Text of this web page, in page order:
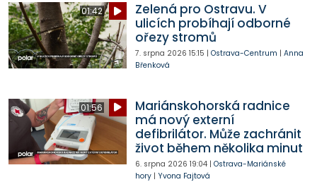
01:42
Zelená pro Ostravu. V
ulicích probíhají odborné
ořezy stromů
7. srpna 2026 15:15 | Ostrava-Centrum | Anna
Břenková
01:56
Mariánskohorská radnice
má nový externí
defibrilátor. Může zachránit
život během několika minut
6. srpna 2026 19:04| Ostrava-Mariánské
hory| Yvona Fajtová